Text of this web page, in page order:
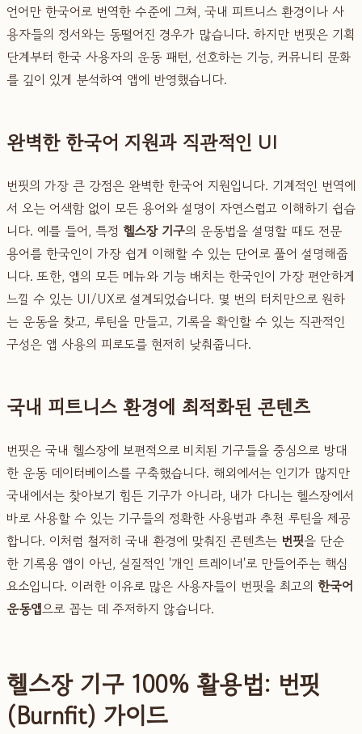
언어만 한국어로 번역한 수준에 그쳐, 국내 피트니스 환경이나 사
용자들의 정서와는 동떨어진 경우가 많습니다. 하지만 번핏은 기획
단계부터 한국 사용자의 운동 패턴, 선호하는 기능, 커뮤니티 문화
를 깊이 있게 분석하여 앱에 반영했습니다.
완벽한 한국어 지원과 직관적인 UI
번핏의 가장 큰 강점은 완벽한 한국어 지원입니다. 기계적인 번역에
서 오는 어색함 없이 모든 용어와 설명이 자연스럽고 이해하기 쉽습
니다. 예를 들어, 특정 헬스장 기구의 운동법을 설명할 때도 전문
용어를 한국인이 가장 쉽게 이해할 수 있는 단어로 풀어 설명해줍
니다. 또한, 앱의 모든 메뉴와 기능 배치는 한국인이 가장 편안하게
느낄 수 있는 UI/UX로 설계되었습니다. 몇 번의 터치만으로 원하
는 운동을 찾고, 루틴을 만들고, 기록을 확인할 수 있는 직관적인
구성은 앱 사용의 피로도를 현저히 낮춰줍니다.
국내 피트니스 환경에 최적화된 콘텐츠
번핏은 국내 헬스장에 보편적으로 비치된 기구들을 중심으로 방대
한 운동 데이터베이스를 구축했습니다. 해외에서는 인기가 많지만
국내에서는 찾아보기 힘든 기구가 아니라, 내가 다니는 헬스장에서
바로 사용할 수 있는 기구들의 정확한 사용법과 추천 루틴을 제공
합니다. 이처럼 철저히 국내 환경에 맞춰진 콘텐츠는 번핏을 단순
한 기록용 앱이 아닌, 실질적인 '개인 트레이너'로 만들어주는 핵심
요소입니다. 이러한 이유로 많은 사용자들이 번핏을 최고의 한국어
운동앱으로 꼽는 데 주저하지 않습니다.
헬스장 기구 100% 활용법: 번핏
(Burnfit) 가이드